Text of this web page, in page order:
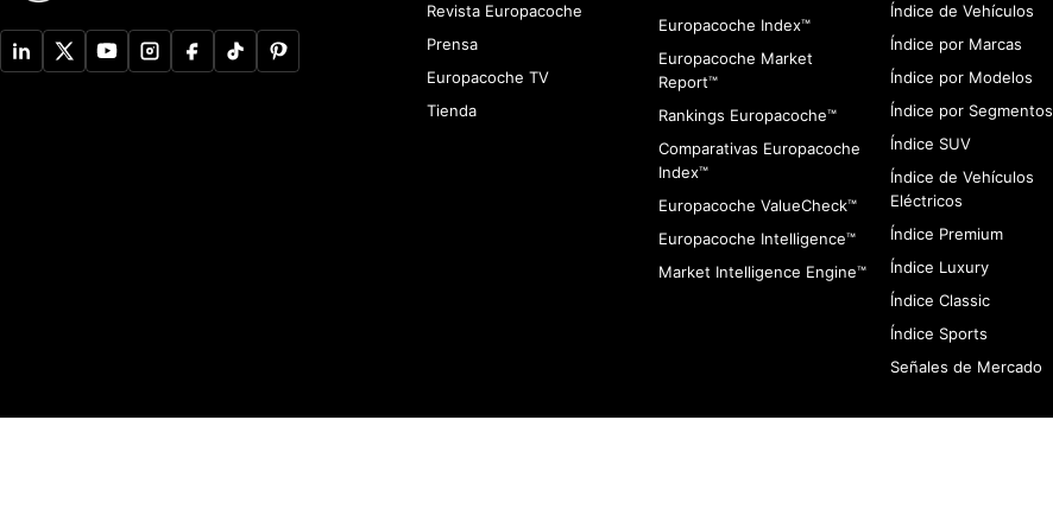
Revista Europacoche
Prensa
Europacoche TV
Tienda
Europacoche Index™
Europacoche Market
Report™
Rankings Europacoche™
Comparativas Europacoche
Index™
Europacoche ValueCheck™
Europacoche Intelligence™
Market Intelligence Engine™
Índice de Vehículos
Índice por Marcas
Índice por Modelos
Índice por Segmentos
Índice SUV
Índice de Vehículos
Eléctricos
Índice Premium
Índice Luxury
Índice Classic
Índice Sports
Señales de Mercado